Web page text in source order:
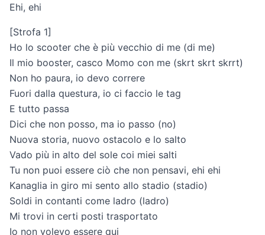
Ehi, ehi
[Strofa 1]
Ho lo scooter che è più vecchio di me (di me)
Il mio booster, casco Momo con me (skrt skrt skrrt)
Non ho paura, io devo correre
Fuori dalla questura, io ci faccio le tag
E tutto passa
Dici che non posso, ma io passo (no)
Nuova storia, nuovo ostacolo e lo salto
Vado più in alto del sole coi miei salti
Tu non puoi essere ciò che non pensavi, ehi ehi
Kanaglia in giro mi sento allo stadio (stadio)
Soldi in contanti come ladro (ladro)
Mi trovi in certi posti trasportato
Io non volevo essere qui